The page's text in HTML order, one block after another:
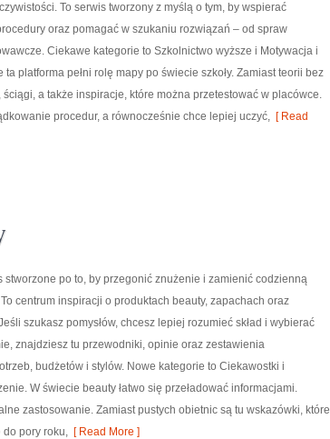
To serwis tworzony z myślą o tym, by wspierać
oraz pomagać w szukaniu rozwiązań – od spraw
Ciekawe kategorie to Szkolnictwo wyższe i Motywacja i
platforma pełni rolę mapy po świecie szkoły. Zamiast teorii bez
a także inspiracje, które można przetestować w placówce.
procedur, a równocześnie chce lepiej uczyć, [ Read
stworzone po to, by przegonić znużenie i zamienić codzienną
centrum inspiracji o produktach beauty, zapachach oraz
szukasz pomysłów, chcesz lepiej rozumieć skład i wybierać
znajdziesz tu przewodniki, opinie oraz zestawienia
budżetów i stylów. Nowe kategorie to Ciekawostki i
W świecie beauty łatwo się przeładować informacjami.
zastosowanie. Zamiast pustych obietnic są tu wskazówki, które
do pory roku, [ Read More ]